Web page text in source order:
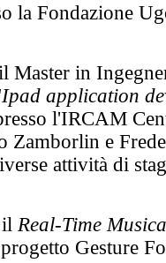
la Fondazione
Master in
Ipad application
l'IRCAM
Zamborlin e
attività di
Real-Time
Gesture